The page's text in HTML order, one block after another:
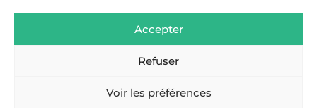
Accepter
Refuser
Voir les préférences